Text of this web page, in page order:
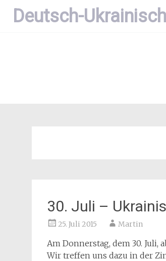
Zum
InhaltDeutsch-
30. Juli –
25. Juli 2015 Martin
Am Donnerstag, dem 30. Juli,
Wir treffen uns dazu in der